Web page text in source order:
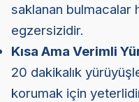
saklanan bulmacalar
egzersizidir.
Kısa Ama Verimli
20 dakikalık
korumak için